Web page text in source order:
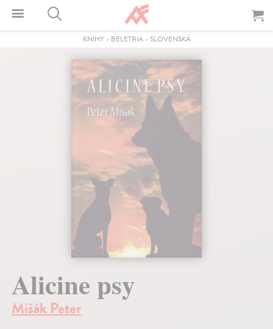
KNIHY- BELETRIA- SLOVENSKÁ
Alicine psy
Mišák Peter